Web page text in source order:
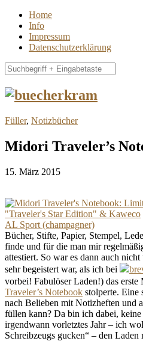
Home
Info
Impressum
Datenschutzerklärung
Füller, Notizbücher
Midori Traveler’s
15. März 2015
Bücher, Stifte, Papier, Stempel,
finde und für die man mir
attestiert. So war es dann auch
sehr begeistert war, als ich bei
vorbei! Fabulöser Laden!) das erste
Traveler’s Notebook stolperte. Eine
nach Belieben mit Notizheften und
füllen kann? Da bin ich dabei,
irgendwann vorletztes Jahr – ich
Schreibzeugs gucken“ – den